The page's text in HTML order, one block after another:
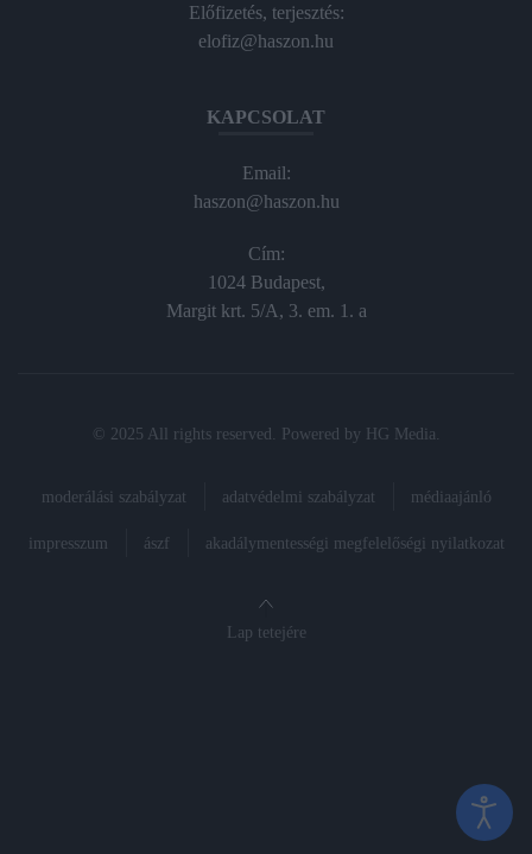
Előfizetés, terjesztés:
elofiz@haszon.hu
KAPCSOLAT
Email:
haszon@haszon.hu
Cím:
1024 Budapest,
Margit krt. 5/A, 3. em. 1. a
© 2025 All rights reserved. Powered by HG Media
moderálási szabályzat adatvédelmi szabályzat médiaajánló
impresszum ászf akadálymentességi megfelelőségi nyilatkozat
Lap tetejére